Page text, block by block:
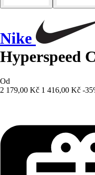
Nike
Hyperspeed
Od
2 179,00 Kč 1 416,00 Kč -